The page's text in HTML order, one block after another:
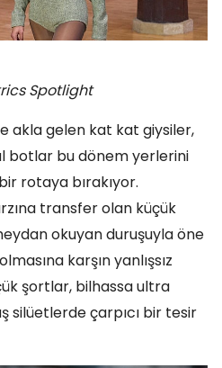
Spotlight
akla gelen kat kat giysiler,
botlar bu dönem yerlerini
rotaya bırakıyor.
transfer olan küçük
okuyan duruşuyla öne
karşın yanlışsız
şortlar, bilhassa ultra
silüetlerde çarpıcı bir tesir